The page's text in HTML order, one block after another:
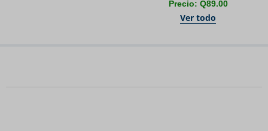
Precio: Q89.00
Ver todo